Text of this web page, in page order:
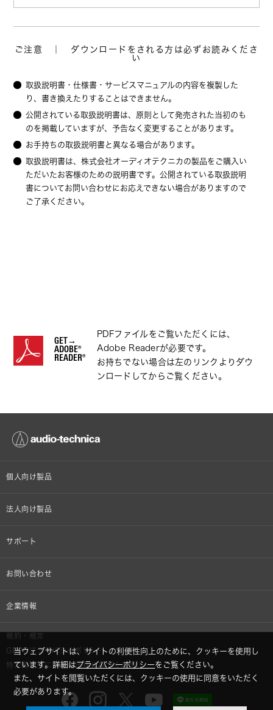
ご注意 ｜ ダウンロードをされる方は必ずお読みくださ
い
取扱説明書・仕様書・サービスマニュアルの内容を複製した
り、書き換えたりすることはできません。
公開されている取扱説明書は、原則として発売された当初のも
のを掲載していますが、予告なく変更することがあります。
お手持ちの取扱説明書と異なる場合があります。
取扱説明書は、株式会社オーディオテクニカの製品をご購入い
ただいたお客様のための説明書です。公開されている取扱説明
書についてお問い合わせにお応えできない場合がありますので
ご了承ください。
GET→
ADOBE®
READER®
PDFファイルをご覧いただくには、
Adobe Readerが必要です。
お持ちでない場合は左のリンクよりダウ
ンロードしてからご覧ください。
個人向け製品
オンラインストア限定
車載製品
部品/付属品
法人向け製品
設備音響機器
半導体レーザー応用製品
サポート
個人向け製品サポート
お問い合わせ
その他、メディア 取材関連等のお問い合わせ
企業情報
株式会社オーディオテクニカ
採用情報
GLOBAL-オーディオテクニカ
規約・規定
GDPRプライバシーポリシー
特定商取引に関する法律に基づく表示
当ウェブサイトは、サイトの利便性向上のために、クッキーを使用し
ています。詳細はプライバシーポリシーをご覧ください。
また、サイトを閲覧いただくには、クッキーの使用に同意をいただく
必要があります。